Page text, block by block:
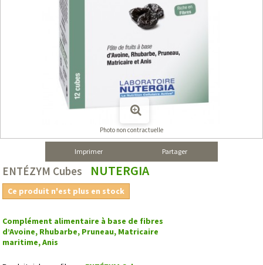
Photo non contractuelle
Imprimer Partager
ENTÉZYM Cubes NUTERGIA
Ce produit n'est plus en stock
Complément alimentaire à base de fibres
d’Avoine, Rhubarbe, Pruneau, Matricaire
maritime, Anis